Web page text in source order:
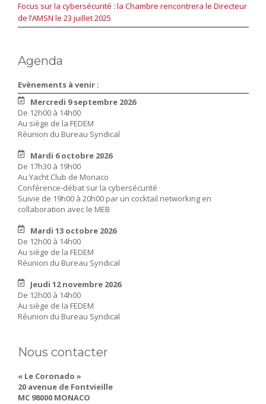
Focus sur la cybersécurité : la Chambre rencontrera le Directeur
de l’AMSN le 23 juillet 2025
Agenda
Evènements à venir :
Mercredi 9 septembre 2026
De 12h00 à 14h00
Au siège de la FEDEM
Réunion du Bureau Syndical
Mardi 6 octobre 2026
De 17h30 à 19h00
Au Yacht Club de Monaco
Conférence-débat sur la cybersécurité
Suivie de 19h00 à 20h00 par un cocktail networking en
collaboration avec le MEB
Mardi 13 octobre 2026
De 12h00 à 14h00
Au siège de la FEDEM
Réunion du Bureau Syndical
Jeudi 12 novembre 2026
De 12h00 à 14h00
Au siège de la FEDEM
Réunion du Bureau Syndical
Nous contacter
« Le Coronado »
20 avenue de Fontvieille
MC 98000 MONACO